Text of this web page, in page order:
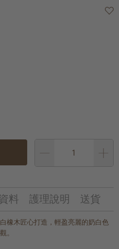
料 護理說明 送貨
橡木匠心打造，輕盈亮麗的奶白色
。